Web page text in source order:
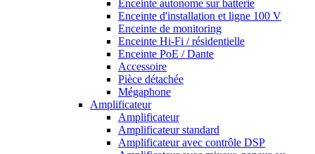
Enceinte autonome sur batterie
Enceinte d'installation et ligne 100 V
Enceinte de monitoring
Enceinte Hi-Fi / résidentielle
Enceinte PoE / Dante
Accessoire
Pièce détachée
Mégaphone
Amplificateur
Amplificateur
Amplificateur standard
Amplificateur avec contrôle DSP